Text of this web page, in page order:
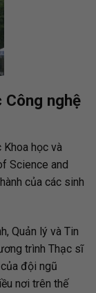
Công nghệ
học và
Science and
của các sinh
Quản lý và Tin
trình Thạc sĩ
đội ngũ
nơi trên thế